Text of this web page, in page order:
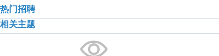
热门招聘
相关主题